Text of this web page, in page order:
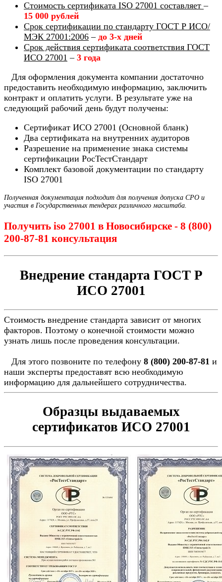
Стоимость сертификата ISO 27001 составляет–
15 000 рублей
Срок сертификации по стандарту ГОСТ Р ИСО/
МЭК 27001:2006 – до 3-х дней
Срок действия сертификата соответствия ГОСТ
ИСО 27001 – 3 года
Для оформления документа компании достаточно
предоставить необходимую информацию, заключить
контракт и оплатить услуги. В результате уже на
следующий рабочий день будут получены:
Сертификат ИСО 27001 (Основной бланк)
Два сертификата на внутренних аудиторов
Разрешение на применение знака системы
сертификации РосТестСтандарт
Комплект базовой документации по стандарту
ISO 27001
Полученная документация подходит для получения допуска СРО и
участия в Государственных тендерах различного масштаба.
Получить iso 27001 в Новосибирске - 8 (800)
200-87-81 консультация
Внедрение стандарта ГОСТ Р
ИСО 27001
Стоимость внедрение стандарта зависит от многих
факторов. Поэтому о конечной стоимости можно
узнать лишь после проведения консультации.
Для этого позвоните по телефону 8 (800) 200-87-81 и
наши эксперты предоставят всю необходимую
информацию для дальнейшего сотрудничества.
Образцы выдаваемых
сертификатов ИСО 27001